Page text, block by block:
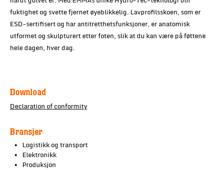
fuktighet og svette fjernet øyeblikkelig. Lavprofilsskoen, som er
ESD-sertifisert og har antitretthetsfunksjoner, er anatomisk
utformet og skulpturert etter foten, slik at du kan være på føttene
hele dagen, hver dag.
Download
Declaration of conformity
Bransjer
Logistikk og transport
Elektronikk
Produksjon